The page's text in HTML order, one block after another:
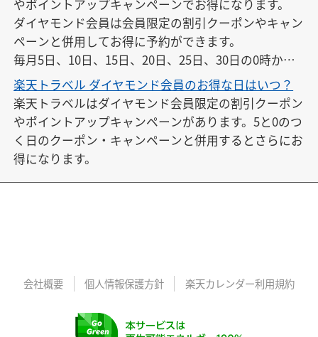
やポイントアップキャンペーンでお得になります。
ダイヤモンド会員は会員限定の割引クーポンやキャン
ペーンと併用してお得に予約ができます。
毎月5日、10日、15日、20日、25日、30日の0時から2
3時59分まで開催されています。
楽天トラベル ダイヤモンド会員のお得な日はいつ？
楽天トラベルはダイヤモンド会員限定の割引クーポン
やポイントアップキャンペーンがあります。5と0のつ
く日のクーポン・キャンペーンと併用するとさらにお
得になります。
会社概要 個人情報保護方針 楽天カレンダー利用規約